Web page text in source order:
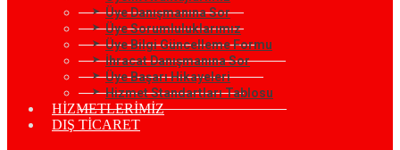
Üye Danışmanına Sor
Üye Sorumluluklarımız
Üye Bilgi Güncelleme Formu
İhracat Danışmanına Sor
Üye Başarı Hikayeleri
Hizmet Standartları Tablosu
HİZMETLERİMİZ
DIŞ TİCARET